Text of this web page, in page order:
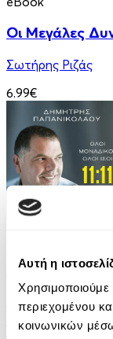
Αυτή η
Χρησιμοποιούμε
περιεχομένου
κοινωνικών
Οι Μεγάλες
Σωτήρης Ριζάς
6.99€
11:11 - Όλοι
Δημήτρης
14.99€